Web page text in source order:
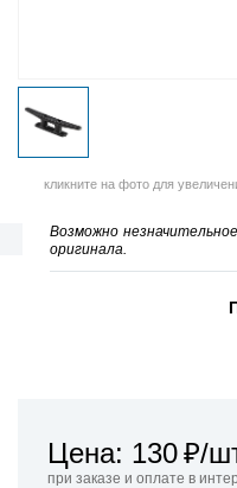
кликните на фото для
Возможно
оригинала.
Цена: 130₽/
при заказе и оплате в